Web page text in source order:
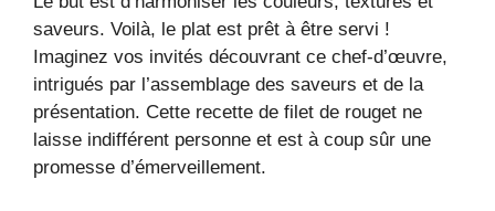
saveurs. Voilà, le plat est prêt à être servi !
Imaginez vos invités découvrant ce chef-d’œuvre,
intrigués par l’assemblage des saveurs et de la
présentation. Cette recette de filet de rouget ne
laisse indifférent personne et est à coup sûr une
promesse d’émerveillement.